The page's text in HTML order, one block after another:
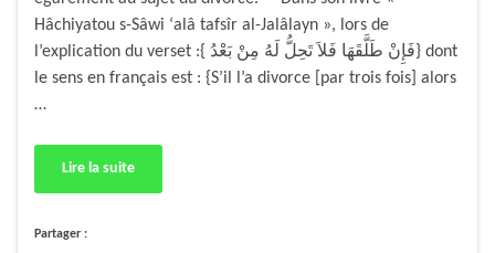
Hâchiyatou s-Sâwi ‘alâ tafsîr al-Jalâlayn », lors de
l’explication du verset :{ فَإِنْ طَلَّقَهَا فَلاَ تَحِلُّ لَهُ مِنْ بَعْدُ} dont
le sens en français est : {S’il l’a divorce [par trois fois] alors
…
Lire la suite
Partager :